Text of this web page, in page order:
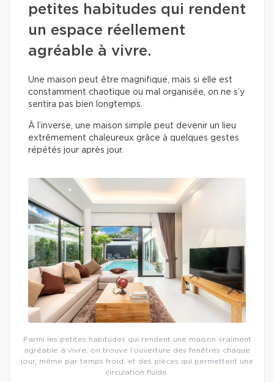
petites habitudes qui rendent
un espace réellement
agréable à vivre.
Une maison peut être magnifique, mais si elle est
constamment chaotique ou mal organisée, on ne s’y
sentira pas bien longtemps.
À l’inverse, une maison simple peut devenir un lieu
extrêmement chaleureux grâce à quelques gestes
répétés jour après jour.
Parmi les petites habitudes qui rendent une maison vraiment
agréable à vivre, on trouve l’ouverture des fenêtres chaque
jour, même par temps froid, et des pièces qui permettent une
circulation fluide.